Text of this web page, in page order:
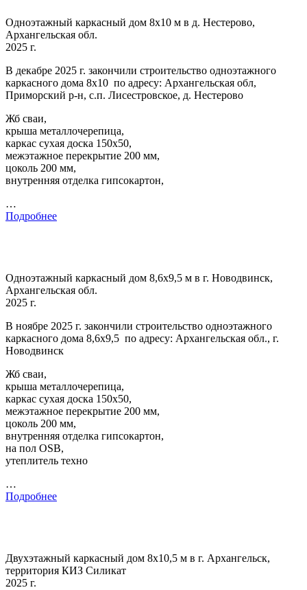
Одноэтажный каркасный дом 8х10 м в д. Нестерово,
Архангельская обл.
2025 г.
В декабре 2025 г. закончили строительство одноэтажного
каркасного дома 8х10 по адресу: Архангельская обл,
Приморский р-н, с.п. Лисестровское, д. Нестерово
Жб сваи,
крыша металлочерепица,
каркас сухая доска 150х50,
межэтажное перекрытие 200 мм,
цоколь 200 мм,
внутренняя отделка гипсокартон,
…
Подробнее
Одноэтажный каркасный дом 8,6х9,5 м в г. Новодвинск,
Архангельская обл.
2025 г.
В ноябре 2025 г. закончили строительство одноэтажного
каркасного дома 8,6х9,5 по адресу: Архангельская обл., г.
Новодвинск
Жб сваи,
крыша металлочерепица,
каркас сухая доска 150х50,
межэтажное перекрытие 200 мм,
цоколь 200 мм,
внутренняя отделка гипсокартон,
на пол OSB,
утеплитель техно
…
Подробнее
Двухэтажный каркасный дом 8х10,5 м в г. Архангельск,
территория КИЗ Силикат
2025 г.